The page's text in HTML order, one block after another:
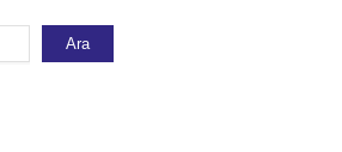
Ara